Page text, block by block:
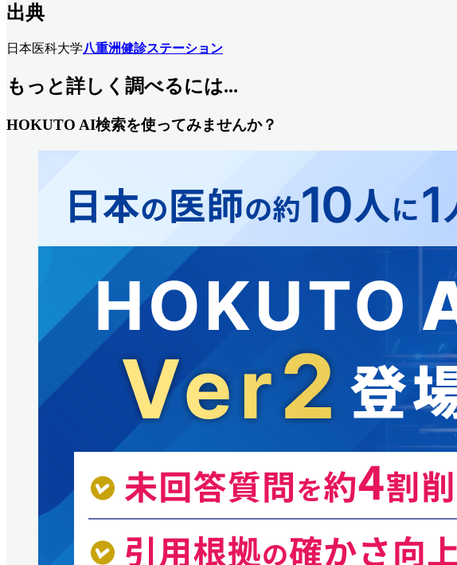
出典
日本医科大学八重洲健診ステーション
もっと詳しく調べるには...
HOKUTO AI検索を使ってみませんか？